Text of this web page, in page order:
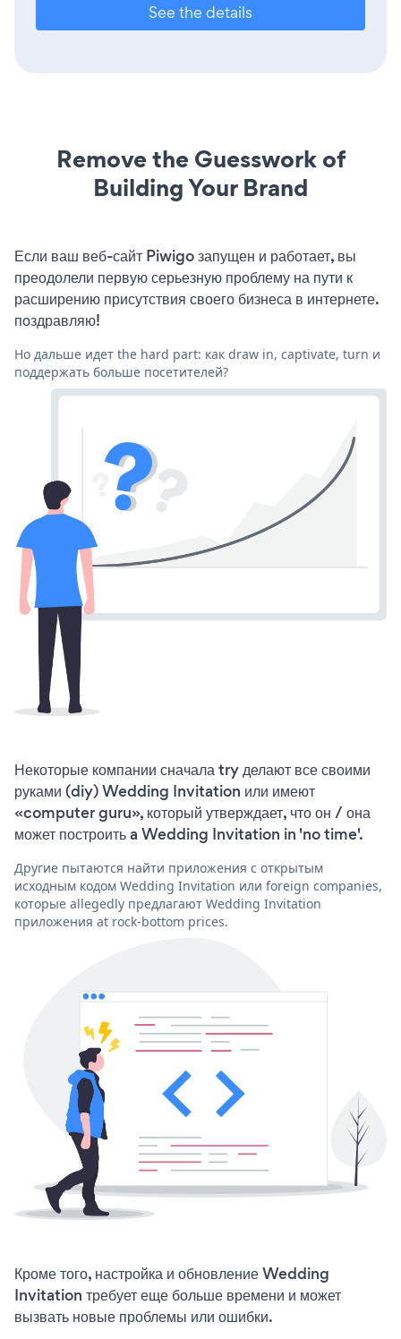
See the details
Remove the Guesswork of
Building Your Brand
Если ваш веб-сайт Piwigo запущен и работает, вы
преодолели первую серьезную проблему на пути к
расширению присутствия своего бизнеса в интернете.
поздравляю!
Но дальше идет the hard part: как draw in, captivate, turn и
поддержать больше посетителей?
Некоторые компании сначала try делают все своими
руками (diy) Wedding Invitation или имеют
«computer guru», который утверждает, что он / она
может построить a Wedding Invitation in 'no time'.
Другие пытаются найти приложения с открытым
исходным кодом Wedding Invitation или foreign companies,
которые allegedly предлагают Wedding Invitation
приложения at rock-bottom prices.
Кроме того, настройка и обновление Wedding
Invitation требует еще больше времени и может
вызвать новые проблемы или ошибки.